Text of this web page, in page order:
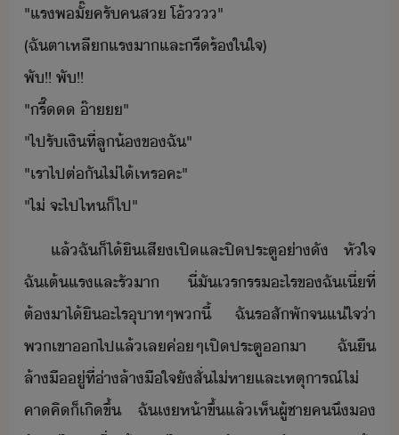
​"​แร​พั​๊​ครั​คส​ ​โ้​​"​
​(​ฉั​ตา​เห​ลี​​แร​า​และ​รีร้​ใ​ใจ​)
​พั​!​!​ ​พั​!​!​
​"​รี๊​ ​๊า​"​
​"​ไปรั​เิ​ที่​ลู้​ข​ฉั​"​
​"​เรา​ไป​ต่ั​ไ่ไ้​เหร​คะ​"​
​"​ไ่​ ​จะ​ไป​ไห​็​ไป​"
แล้​ฉั​็ไ้​ิ​เสี​เปิ​และ​ปิประตู​่า​ั​ ​หัใจ​
ฉั​เต้​แร​และ​รั​า​ ​ี่​ั​เรรร​ะไร​ข​ฉั​เี่​ที่​
ต้​า​ไ้ิ​ะไร​ุาท​ๆ​พ​ี้​ ​ฉั​รสั​พั​จ​แ่ใจ​่า​
พเขา​​ไป​แล้​เล​ค่ๆ​เปิ​ประตู​า​ ​ฉั​ื​
ล้าื​ู่​ที่​่า​ล้าื​ใจ​ั​สั่​ไ่​หา​และ​เหตุารณ์​ไ่​
คาคิ​็​เิขึ้​ ​ฉั​เห้า​ขึ้​แล้​เห็​ผู้ชา​ค​ึ​​